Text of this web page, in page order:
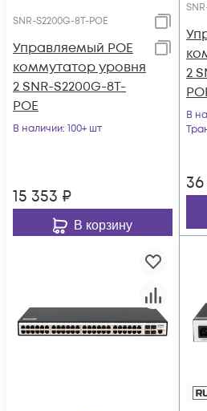
SNR-S2200G-8T-POE
Управляемый POE
коммутатор уровня
2 SNR-S2200G-8T-
POE
В наличии: 100+ шт
15 353 ₽
В корзину
2
В